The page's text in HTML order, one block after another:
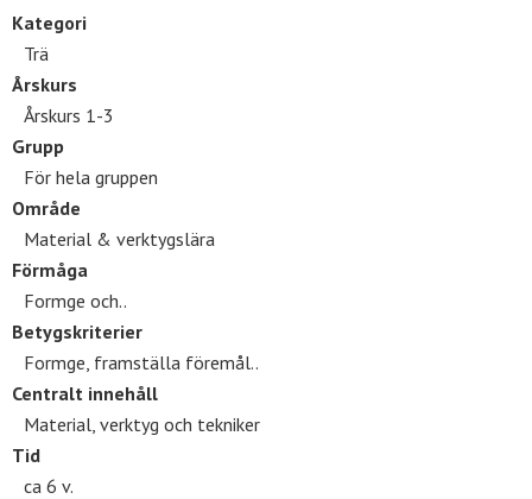
Kategori
Trä
Årskurs
Årskurs 1-3
Grupp
För hela gruppen
Område
Material & verktygslära
Förmåga
Formge och..
Betygskriterier
Formge, framställa föremål..
Centralt innehåll
Material, verktyg och tekniker
Tid
ca 6 v.